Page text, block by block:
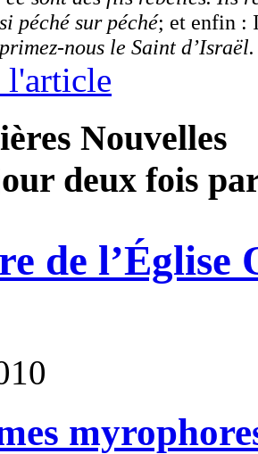
péché sur péché; et enfin :
nous le Saint d’Israël.
l'article
Nouvelles
deux fois
de l’Église